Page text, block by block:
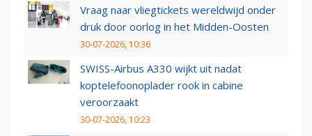
Vraag naar vliegtickets wereldwijd onder
druk door oorlog in het Midden-Oosten
30-07-2026, 10:36
SWISS-Airbus A330 wijkt uit nadat
koptelefoonoplader rook in cabine
veroorzaakt
30-07-2026, 10:23